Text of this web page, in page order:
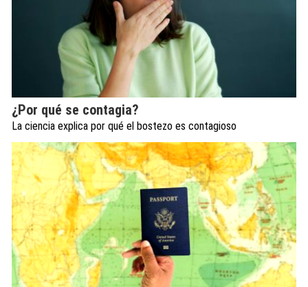
¿Por qué se contagia?
La ciencia explica por qué el bostezo es contagioso